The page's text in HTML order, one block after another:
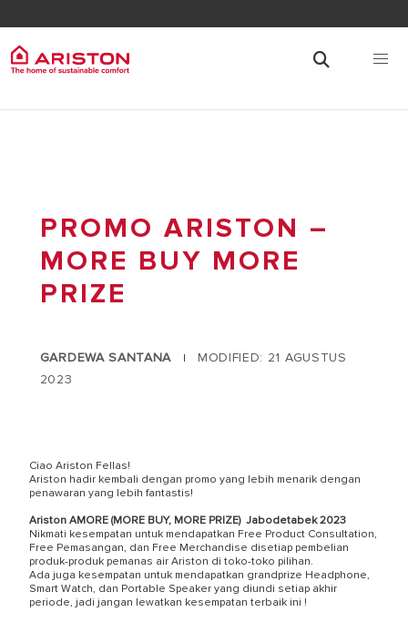
PROMO ARISTON –
MORE BUY MORE
PRIZE
GARDEWA SANTANA |
MODIFIED: 21 AGUSTUS
2023
Ciao Ariston Fellas!
Ariston hadir kembali dengan promo yang lebih menarik dengan
penawaran yang lebih fantastis!
Ariston AMORE (MORE BUY, MORE PRIZE) Jabodetabek 2023
Nikmati kesempatan untuk mendapatkan Free Product Consultation,
Free Pemasangan, dan Free Merchandise disetiap pembelian
produk-produk pemanas air Ariston di toko-toko pilihan.
Ada juga kesempatan untuk mendapatkan grandprize Headphone,
Smart Watch, dan Portable Speaker yang diundi setiap akhir
periode, jadi jangan lewatkan kesempatan terbaik ini !